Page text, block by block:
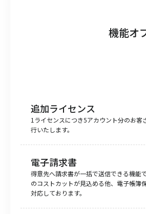
機能オ
追加ライセンス
1ライセンスにつき5アカウント分のお客
行いたします。
電子請求書
得意先へ請求書が一括で送信できる機能
のコストカットが見込める他、電子帳簿
対応しております。